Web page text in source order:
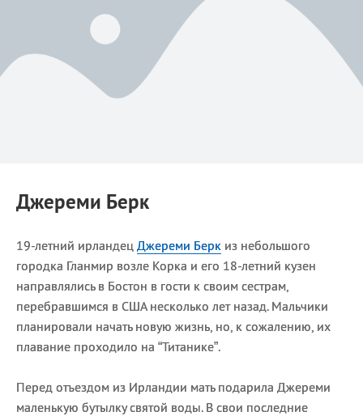
Джереми Берк
19-летний ирландец Джереми Берк из небольшого
городка Гланмир возле Корка и его 18-летний кузен
направлялись в Бостон в гости к своим сестрам,
перебравшимся в США несколько лет назад. Мальчики
планировали начать новую жизнь, но, к сожалению, их
плавание проходило на “Титанике”.
Перед отъездом из Ирландии мать подарила Джереми
маленькую бутылку святой воды. В свои последние